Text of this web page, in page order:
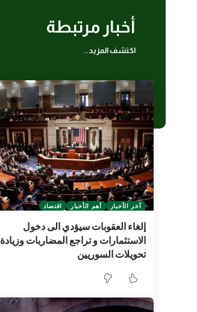
أخبار مرتبطة
اكتشف المزيد..
آخر الأخبار أهم الأخبار اقتصاد
إلغاء العقوبات سيؤدي الى دخول
الاستثمارات و تراجع المضاربات وزيادة
تحويلات السوريين